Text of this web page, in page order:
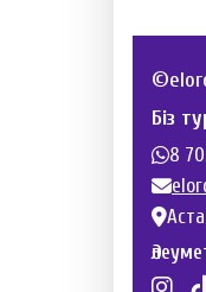
Біз
8